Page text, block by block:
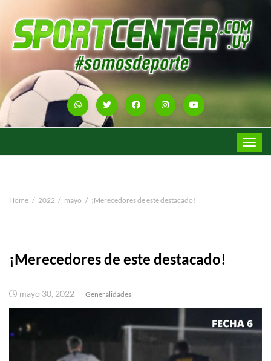
Toggle
Home 2022 mayo ¡Merecedores de este destacado!
¡Merecedores de este destacado!
mayo 30, 2022 Generalidades